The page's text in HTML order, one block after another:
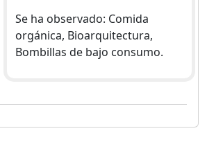
Se ha observado: Comida
orgánica, Bioarquitectura,
Bombillas de bajo consumo.